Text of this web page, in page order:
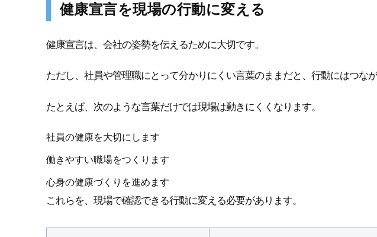
健康宣言を現場の行動に変える
健康宣言は、会社の姿勢を伝えるために大切です。
ただし、社員や管理職にとって分かりにくい言葉のままだと、行動にはつなが
たとえば、次のような言葉だけでは現場は動きにくくなります。
社員の健康を大切にします
働きやすい職場をつくります
心身の健康づくりを進めます
これらを、現場で確認できる行動に変える必要があります。